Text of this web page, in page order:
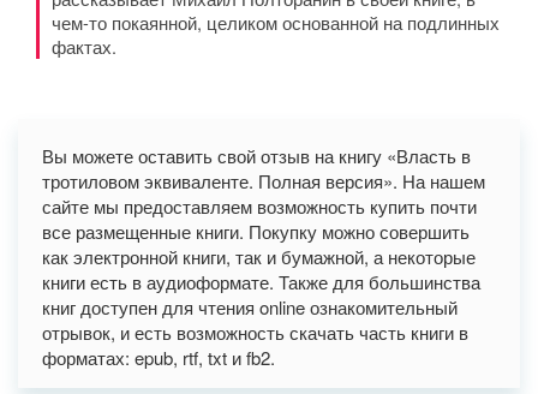
чем-то покаянной, целиком основанной на подлинных
фактах.
Вы можете оставить свой отзыв на книгу «Власть в
тротиловом эквиваленте. Полная версия». На нашем
сайте мы предоставляем возможность купить почти
все размещенные книги. Покупку можно совершить
как электронной книги, так и бумажной, а некоторые
книги есть в аудиоформате. Также для большинства
книг доступен для чтения online ознакомительный
отрывок, и есть возможность скачать часть книги в
форматах: epub, rtf, txt и fb2.